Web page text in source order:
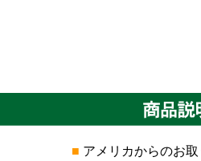
■ アメリカからのお取